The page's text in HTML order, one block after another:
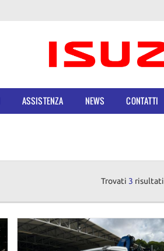
ASSISTENZA NEWS CONTATTI
Trovati 3 risultati